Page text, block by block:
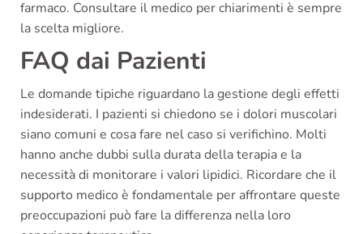
farmaco. Consultare il medico per chiarimenti è sempre
la scelta migliore.
FAQ dai Pazienti
Le domande tipiche riguardano la gestione degli effetti
indesiderati. I pazienti si chiedono se i dolori muscolari
siano comuni e cosa fare nel caso si verifichino. Molti
hanno anche dubbi sulla durata della terapia e la
necessità di monitorare i valori lipidici. Ricordare che il
supporto medico è fondamentale per affrontare queste
preoccupazioni può fare la differenza nella loro